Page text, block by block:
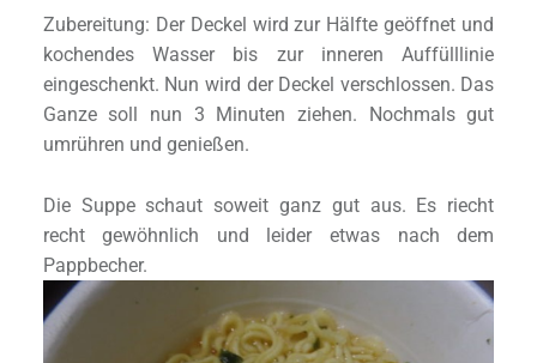
Zubereitung: Der Deckel wird zur Hälfte geöffnet und
kochendes Wasser bis zur inneren Auffülllinie
eingeschenkt. Nun wird der Deckel verschlossen. Das
Ganze soll nun 3 Minuten ziehen. Nochmals gut
umrühren und genießen.
Die Suppe schaut soweit ganz gut aus. Es riecht
recht gewöhnlich und leider etwas nach dem
Pappbecher.